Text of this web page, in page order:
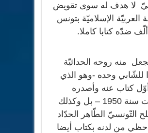
لا هدف له سوى تقويض
العربيّة الإسلاميّة بتونس
ضدّه كتابا كاملا.
منه روحه الحداثيّة
للشّابي وحده -وهو الذي
كتاب عنه وأصدره
ببيروت سنة 1950 – بل وكذلك
التّونسيّ الطّاهر الحدّاد
حظي من لدنه بكتاب أيضا